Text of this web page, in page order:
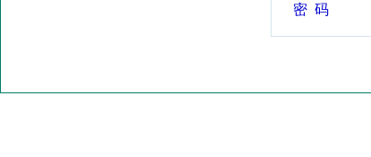
密 码